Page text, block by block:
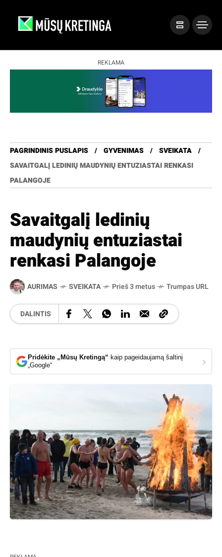
REKLAMA
PAGRINDINIS PUSLAPIS GYVENIMAS
SVEIKATA
SAVAITGALĮ LEDINIŲ MAUDYNIŲ ENTUZIASTAI RENKASI
PALANGOJE
Savaitgalį ledinių
maudynių entuziastai
renkasi Palangoje
AURIMAS SVEIKATA Prieš 3 metus Trumpas URL
DALINTIS
Pridėkite „Mūsų Kretingą“ kaip pageidaujamą šaltinį
„Google“
›